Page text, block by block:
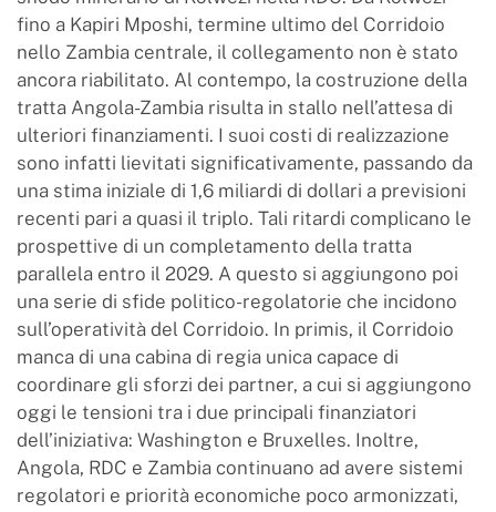
fino a Kapiri Mposhi, termine ultimo del Corridoio
nello Zambia centrale, il collegamento non è stato
ancora riabilitato. Al contempo, la costruzione della
tratta Angola-Zambia risulta in stallo nell’attesa di
ulteriori finanziamenti. I suoi costi di realizzazione
sono infatti lievitati significativamente, passando da
una stima iniziale di 1,6 miliardi di dollari a previsioni
recenti pari a quasi il triplo. Tali ritardi complicano le
prospettive di un completamento della tratta
parallela entro il 2029. A questo si aggiungono poi
una serie di sfide politico-regolatorie che incidono
sull’operatività del Corridoio. In primis, il Corridoio
manca di una cabina di regia unica capace di
coordinare gli sforzi dei partner, a cui si aggiungono
oggi le tensioni tra i due principali finanziatori
dell’iniziativa: Washington e Bruxelles. Inoltre,
Angola, RDC e Zambia continuano ad avere sistemi
regolatori e priorità economiche poco armonizzati,